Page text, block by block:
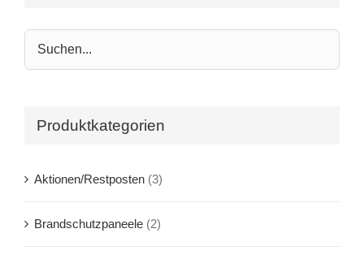
Produktkategorien
Aktionen/Restposten (3)
Brandschutzpaneele (2)